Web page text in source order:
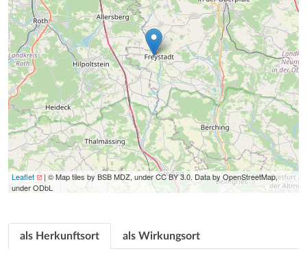
Leaflet
| © Map tiles by BSB MDZ, under CC BY 3.0. Data by OpenStreetMap,
under ODbL
als Herkunftsort als Wirkungsort